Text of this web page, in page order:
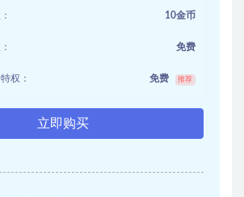
10金币
免费
权： 免费 推荐
立即购买